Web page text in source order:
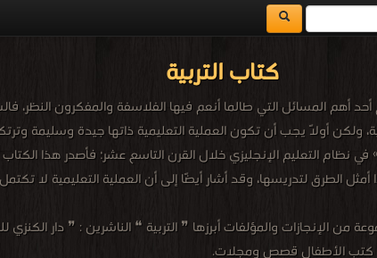
كتاب التربية
أحد أهم المسائل التي طالما أنعم فيها الفلاسفة والمفكرون النظر،
ولكن أولًا يجب أن تكون العملية التعليمية ذاتها جيدة
نظام التعليم الإنجليزي خلال القرن التاسع عشر؛ فأصدر هذا
أمثل الطرق لتدريسها، وقد أشار أيضًا إلى أن العملية التعليمية لا
الإنجازات والمؤلفات أبرزها ❞ التربية ❝ الناشرين : ❞ دار الكنزي
كتب الأطفال قصص ومجلات.